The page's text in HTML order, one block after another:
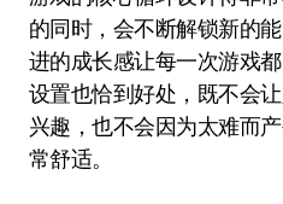
的同时，会不断解锁新的
进的成长感让每一次游戏
设置也恰到好处，既不会
兴趣，也不会因为太难而
常舒适。